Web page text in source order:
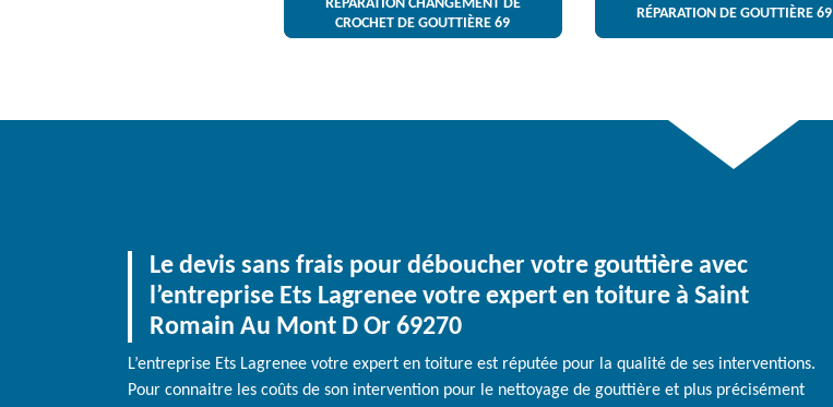
RÉPARATION CHANGEMENT DE
CROCHET DE GOUTTIÈRE 69
RÉPARATION DE GOUTTIÈRE 69
Le devis sans frais pour déboucher votre gouttière avec
l’entreprise Ets Lagrenee votre expert en toiture à Saint
Romain Au Mont D Or 69270
L’entreprise Ets Lagrenee votre expert en toiture est réputée pour la qualité de ses interventions.
Pour connaitre les coûts de son intervention pour le nettoyage de gouttière et plus précisément